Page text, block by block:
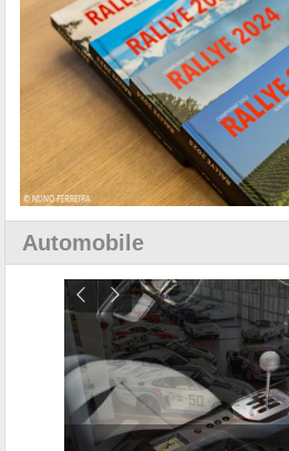
Automobile